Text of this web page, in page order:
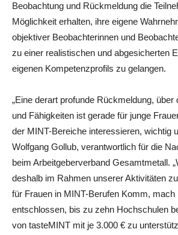
Beobachtung und Rückmeldung die
Möglichkeit erhalten, ihre eigene
objektiver Beobachterinnen und
zu einer realistischen und abgesicherten
eigenen Kompetenzprofils zu gelangen.
„Eine derart profunde Rückmeldung, über
und Fähigkeiten ist gerade für junge
der MINT-Bereiche interessieren, wichtig
Wolfgang Gollub, verantwortlich für die
beim Arbeitgeberverband Gesamtmetall.
deshalb im Rahmen unserer Aktivitäten
für Frauen in MINT-Berufen Komm, mach
entschlossen, bis zu zehn Hochschulen
von tasteMINT mit je 3.000 € zu